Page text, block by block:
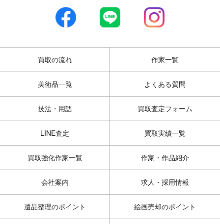
買取の流れ 作家一覧
美術品一覧 よくある質問
技法・用語 買取査定フォーム
LINE査定 買取実績一覧
買取強化作家一覧 作家・作品紹介
会社案内 求人・採用情報
遺品整理のポイント 絵画売却のポイント